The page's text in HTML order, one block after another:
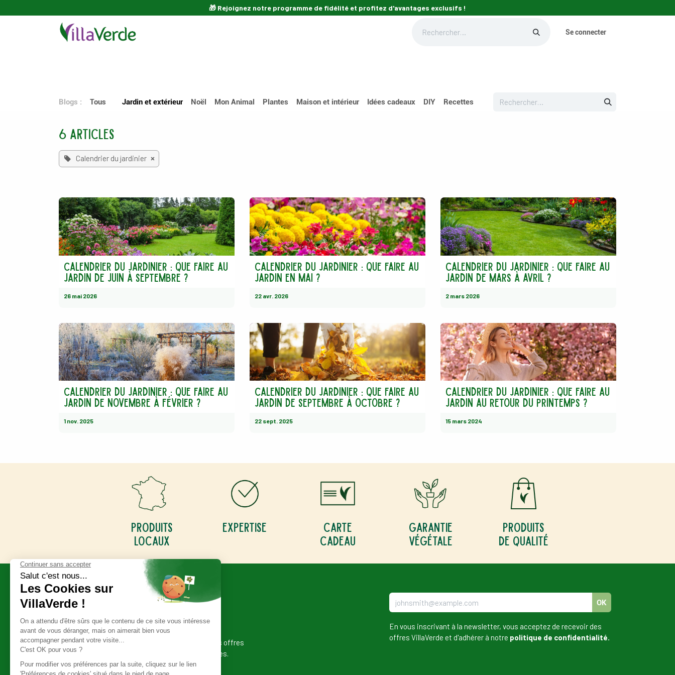
🎁 Rejoignez notre programme de fidélité et profitez d'avantages exclusifs !
Se connecter
Blogs : Tous Jardin et extérieur Noël Mon Animal Plantes Maison et intérieur Idées cadeaux DIY Recettes
6 Articles
Calendrier du jardinier ×
Calendrier du jardinier : Que faire au
jardin de juin à septembre ?
26 mai 2026
Calendrier du jardinier : Que faire au
jardin en mai ?
22 avr. 2026
Calendrier du jardinier : Que faire au
jardin de mars à avril ?
2 mars 2026
Calendrier du jardinier : Que faire au
jardin de novembre à février ?
1 nov. 2025
Calendrier du jardinier : Que faire au
jardin de septembre à octobre ?
22 sept. 2025
Calendrier du jardinier : Que faire au
jardin au retour du printemps ?
15 mars 2024
Produits
de qualité
Garantie
végétale
Carte
cadeau
Expertise
Produits
locaux
OK
En vous inscrivant à la newsletter, vous acceptez de recevoir des
offres VillaVerde et d'adhérer à notre politique de confidentialité.
Abonnez-vous
à notre newsletter
Retrouvez toute l'actualité de votre magasin, les offres
promotionnelles et les bons plans de nos marques.